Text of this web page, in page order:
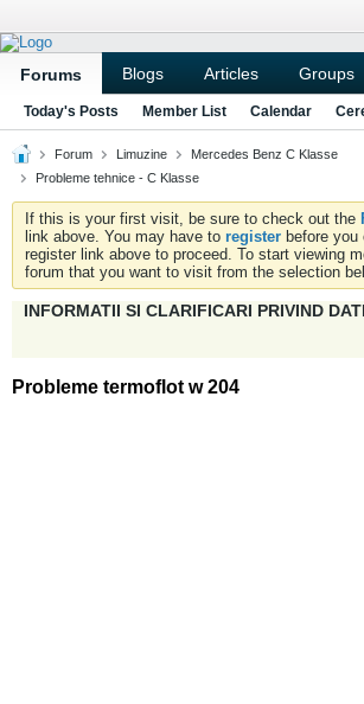
Forums Blogs Articles Groups
Today's Posts Member List Calendar
Forum Limuzine
Mercedes Benz C Klasse
Probleme tehnice - C Klasse
If this is your first visit, be sure to check out the
link above. You may have to register before
register link above to proceed. To start viewing
forum that you want to visit from the selection
INFORMATII SI CLARIFICARI PRIVIND
Probleme termoflot w 204